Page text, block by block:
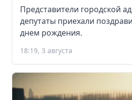
Представители городской
депутаты приехали
днем рождения.
18:19, 3 августа